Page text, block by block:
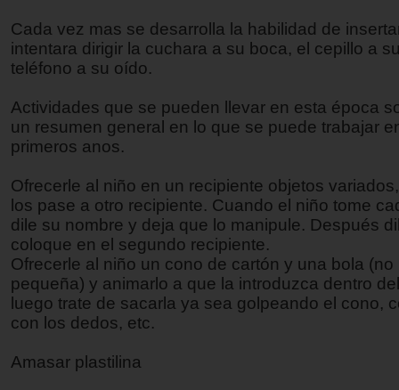
Cada vez mas se desarrolla la habilidad de
intentara dirigir la cuchara a su boca, el cepillo a
teléfono a su oído.
Actividades que se pueden llevar en esta época
un resumen general en lo que se puede trabajar
primeros anos.
Ofrecerle al niño en un recipiente objetos
los pase a otro recipiente. Cuando el niño tome
dile su nombre y deja que lo manipule. Después
coloque en el segundo recipiente.
Ofrecerle al niño un cono de cartón y una bola (no
pequeña) y animarlo a que la introduzca dentro
luego trate de sacarla ya sea golpeando el cono,
con los dedos, etc.
Amasar plastilina